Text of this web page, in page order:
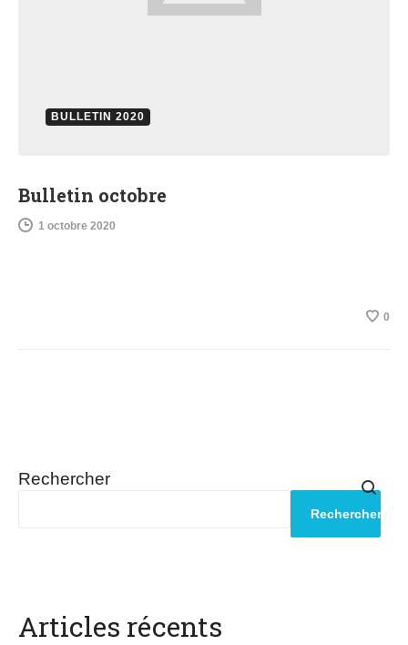
BULLETIN 2020
Bulletin octobre
1 octobre 2020
0
Rechercher
Rechercher
Articles récents